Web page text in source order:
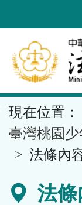
到
要
內
容
區
塊
現在位置：
臺灣桃園
法條內
法